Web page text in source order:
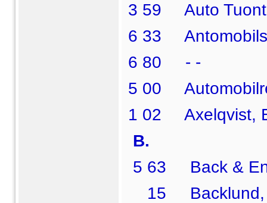
3 59 Auto
6 33
6 80 - -
5 00
1 02 Axelqvist,
B.
5 63 Back &
15 Backlund,